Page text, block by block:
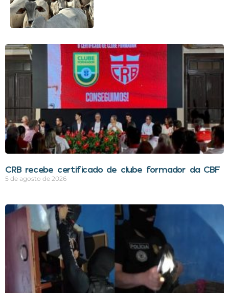
CRB recebe certificado de clube formador da CBF
5 de agosto de 2026